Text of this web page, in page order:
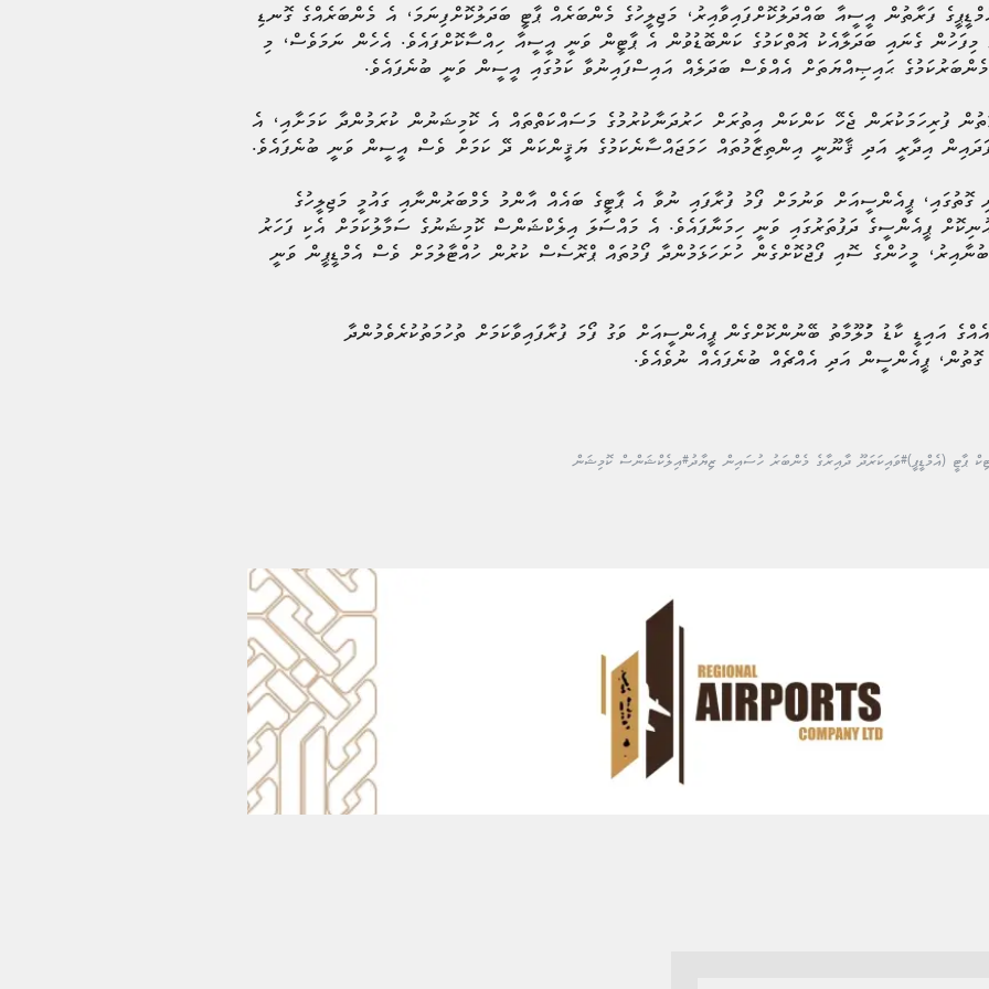
ފަރާތުން އީސީއާ ބައްދަލުކޮށްފައިވާއިރު، މަޖިލީހުގެ މެންބަރެއް ޕާޓީ ބަދަލުކޮށްފިނަމަ، އެ މެންބަރެއްގެ ގޮނޑި
މިފަހުން ގެނައި ބަދަލާއެކު އޮތްކަމުގެ ކަންބޮޑުވުން އެ ޕާޓީން ވަނީ އީސީއާ ހިއްސާކޮށްފައެވެ. އެހެން ނަމަވެސް، މި
މެންބަރުކަމުގެ ޙައިޞިއްޔަތަށް އެއްވެސް ބަދަލެއް އައިސްފައިނުވާ ކަމުގައި އީސީން ވަނީ ބުނެފައެވެ.
ފުރިހަމަކުރަން ޖެހޭ ކަންކަން އިތުރަށް ހަރުދަނާކުރުމުގެ މަސައްކަތްތައް އެ ކޮމިޝަނުން ކުރަމުންދާ ކަމަށާއި، އެ
އިދާރީ އަދި ޤާނޫނީ އިންތިޒާމުތައް ހަމަޖައްސާނެކަމުގެ ޔަޤީންކަން ދޭ ކަމަށް ވެސް އީސީން ވަނީ ބުނެފައެވެ.
ގޮތުގައި، ޕީއެންސީއަށް ވަނުމަށް ފޯމު ފުރާފައި ނުވާ އެ ޕާޓީގެ ބައެއް އާންމު މެމްބަރުންނާއި ގައުމީ މަޖިލީހުގެ
އުނިކޮށް ޕީއެންސީގެ ދަފުތަރުގައި ވަނީ ހިމަނާފައެވެ. އެ މައްސަލަ އިލެކްޝަންސް ކޮމިޝަނުގެ ސަމާލުކަމަށް އެކި ފަހަރު
މީހުންގެ ސޮއި ފޯޖުކޮށްގެން ހުށަހަޅަމުންދާ ފޯމުތައް ޕްރޮސެސް ކުރުން ހުއްޓާލުމަށް ވެސް އެމްޑީޕީން ވަނީ
އައިޑީ ކާޑު މަުލޫމާތު ބޭނުންކޮށްގެން ޕީއެންސީއަށް ވަގު ފޯމަ ފުރާފައިވާކަމަށް ތުހުމަތުކުރެވެމުންދާ
ގޮތުން، ޕީއެންސީން އަދި އެއްޗެއް ބުނެފައެއް ނުވެއެވެ.
ޕާޓީ (އެމްޑީޕީ)#ވައިކަރަދޫ ދާއިރާގެ މެންބަރު ހުސައިން ޒިޔާދު#އިލެކްޝަންސް ކޮމިޝަން